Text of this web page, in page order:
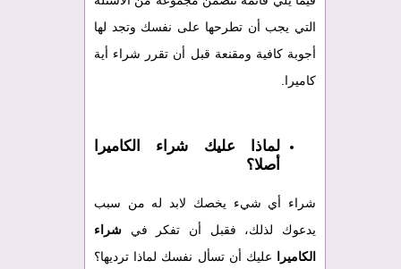
التي يجب أن تطرحها على نفسك وتجد لها
أجوبة كافية ومقنعة قبل أن تقرر شراء أية
كاميرا.
لماذا عليك شراء الكاميرا
أصلا؟
شراء أي شيء يخصك لابد له من سبب
يدعوك لذلك، فقبل أن تفكر في شراء
الكاميرا
عليك أن تسأل نفسك لماذا ترديها؟